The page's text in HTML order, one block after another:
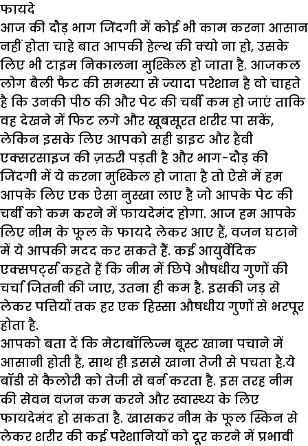
फायदे
आज की दौड़ भाग जिंदगी में कोई भी काम करना आसान
नहीं होता चाहे बात आपकी हेल्थ की क्यो ना हो, उसके
लिए भी टाइम निकालना मुश्किल हो जाता है. आजकल
लोग बैली फैट की समस्या से ज्यादा परेशान है वो चाहते
है कि उनकी पीठ की और पेट की चर्बी कम हो जाएं ताकि
वह देखने में फिट लगे और खूबसूरत शरीर पा सकें,
लेकिन इसके लिए आपको सही डाइट और हैवी
एक्सरसाइज की ज़रुरी पड़ती है और भाग-दौड़ की
जिंदगी में ये करना मुश्किल हो जाता है तो ऐसे में हम
आपके लिए एक ऐसा नुस्खा लाए है जो आपके पेट की
चर्बी को कम करने में फायदेमंद होगा. आज हम आपके
लिए नीम के फूल के फायदे लेकर आए हैं, वजन घटाने
में ये आपकी मदद कर सकते हैं. कई आयुर्वेदिक
एक्सपर्ट्स कहते हैं कि नीम में छिपे औषधीय गुणों की
चर्चा जितनी की जाए, उतना ही कम है. इसकी जड़ से
लेकर पत्तियों तक हर एक हिस्सा औषधीय गुणों से भरपूर
होता है.
आपको बता दें कि मेटाबॉलिज्म बूस्ट खाना पचाने में
आसानी होती है, साथ ही इससे खाना तेजी से पचता है.ये
बॉडी से कैलोरी को तेजी से बर्न करता है. इस तरह नीम
की सेवन वजन कम करने और स्वास्थ्य के लिए
फायदेमंद हो सकता है. खासकर नीम के फूल स्किन से
लेकर शरीर की कई परेशानियों को दूर करने में प्रभावी